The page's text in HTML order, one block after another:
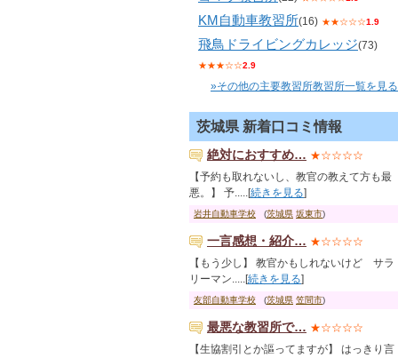
KM自動車教習所(16) ★★☆☆☆1.9
飛鳥ドライビングカレッジ(73)
★★★☆☆2.9
»その他の主要教習所教習所一覧を見る
茨城県 新着口コミ情報
絶対におすすめ… ★☆☆☆☆
【予約も取れないし、教官の教えて方も最
悪。】 予.....[続きを見る]
岩井自動車学校 (茨城県 坂東市)
一言感想・紹介… ★☆☆☆☆
【もう少し】 教官かもしれないけど サラ
リーマン.....[続きを見る]
友部自動車学校 (茨城県 笠間市)
最悪な教習所で… ★☆☆☆☆
【生協割引とか謳ってますが】 はっきり言